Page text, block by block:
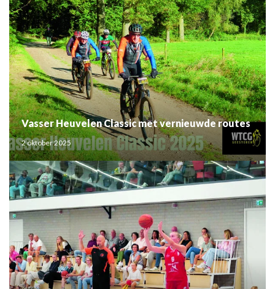
Vasser Heuvelen Classic met vernieuwde routes
2 oktober 2025